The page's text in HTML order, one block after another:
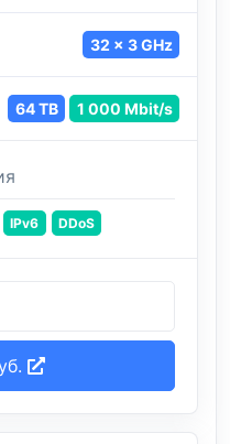
32 x 3 GHz
64 TB 1 000 Mbit/s
IPv6 DDoS